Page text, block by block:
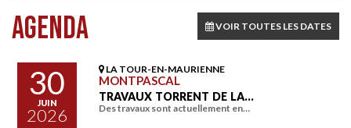
AGENDA VOIR TOUTES LES DATES
30
JUIN
2026
LA TOUR-EN-MAURIENNE
MONTPASCAL
TRAVAUX TORRENT DE LA…
Des travaux sont actuellement en…